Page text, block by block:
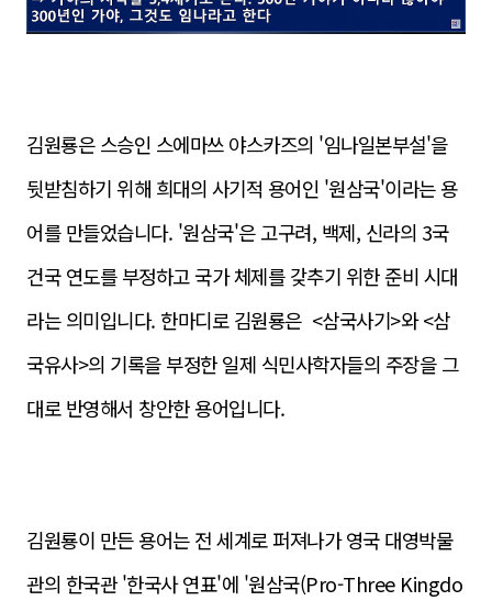
김원룡은 스승인 스에마쓰 야스카즈의 '임나일본부설'을
뒷받침하기 위해 희대의 사기적 용어인 '원삼국'이라는 용
어를 만들었습니다. '원삼국'은 고구려, 백제, 신라의 3국
건국 연도를 부정하고 국가 체제를 갖추기 위한 준비 시대
라는 의미입니다. 한마디로김원룡은 <삼국사기>와 <삼
국유사>의 기록을 부정한 일제 식민사학자들의 주장을 그
대로 반영해서 창안한 용어입니다.
김원룡이 만든 용어는 전 세계로 퍼져나가 영국 대영박물
관의 한국관 '한국사 연표'에 '원삼국(Pro-Three Kingdo